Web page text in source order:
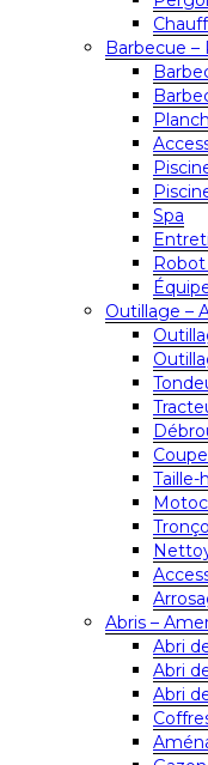
Barbecue –
Spa
Outillage –
Taille-
Abris –
Abri
Abri
Abri